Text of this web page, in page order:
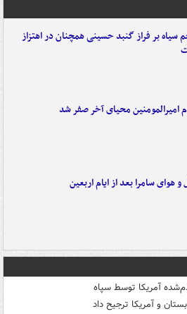
سیاه بر فراز گنبد حسینی همچنان در اهتزاز
امیرالمومنین محیای آخر صفر شد
و هوای سامرا بعد از ایام اربعین
آمریکا توسط سپاه
و آمریکا ترجیح داد